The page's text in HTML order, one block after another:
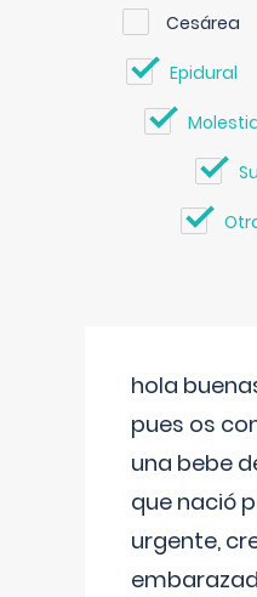
Cesárea
Epidural
hola
pues os
una bebe
que nació
urgente,